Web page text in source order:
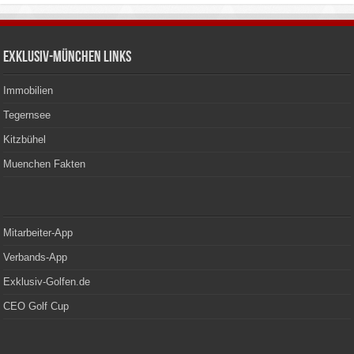
Exklusiv-München Links
Immobilien
Tegernsee
Kitzbühel
Muenchen Fakten
Mitarbeiter-App
Verbands-App
Exklusiv-Golfen.de
CEO Golf Cup